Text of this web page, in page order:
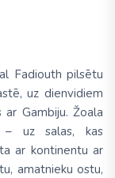
Fadiouth pilsētu
uz dienvidiem
Gambiju. Žoala
– uz salas, kas
ar kontinentu ar
amatnieku ostu,